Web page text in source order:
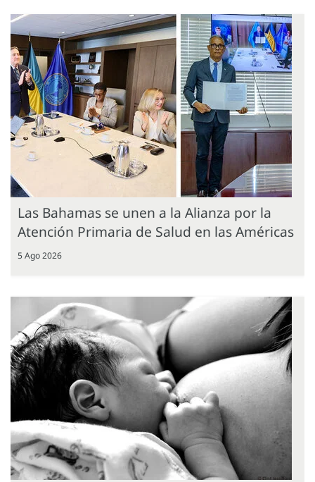
Las Bahamas se unen a la Alianza por la
Atención Primaria de Salud en las Américas
5 Ago 2026